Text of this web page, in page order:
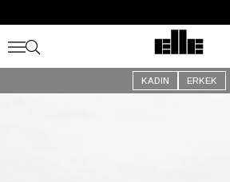
Kargo Ücretsiz!
KADIN ERKEK